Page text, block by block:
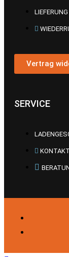
Vertrag
SERVICE
KONTAKT